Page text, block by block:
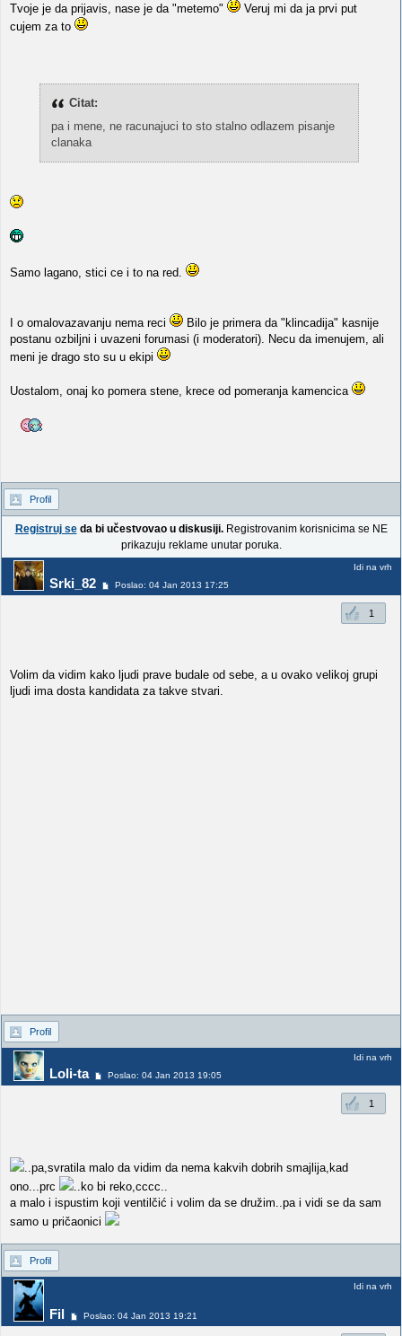
Tvoje je da prijavis, nase je da "metemo"
Veruj mi da ja prvi put
cujem za to
Citat:
pa i mene, ne racunajuci to sto stalno odlazem pisanje
clanaka
Samo lagano, stici ce i to na red.
I o omalovazavanju nema reci
Bilo je primera da "klincadija" kasnije
postanu ozbiljni i uvazeni forumasi (i moderatori). Necu da imenujem, ali
meni je drago sto su u ekipi
Uostalom, onaj ko pomera stene, krece od pomeranja kamencica
Profil
Registruj seda bi učestvovao u diskusiji.Registrovanim korisnicima se NE
prikazuju reklame unutar poruka.
Srki_82 Poslao: 04 Jan 2013 17:25
Idi na vrh
1
Volim da vidim kako ljudi prave budale od sebe, a u ovako velikoj grupi
ljudi ima dosta kandidata za takve stvari.
Profil
Loli-ta Poslao: 04 Jan 2013 19:05
Idi na vrh
1
..pa,svratila malo da vidim da nema kakvih dobrih smajlija,kad
ono...prc
..ko bi reko,cccc..
a malo i ispustim koji ventilčić i volim da se družim..pa i vidi se da sam
samo u pričaonici
Profil
Fil Poslao: 04 Jan 2013 19:21
Idi na vrh